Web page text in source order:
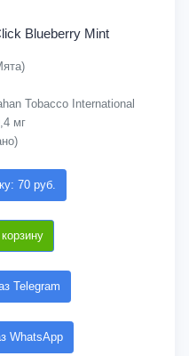
Blueberry Mint
Tobacco International
мг
70 руб.
Telegram
WhatsApp